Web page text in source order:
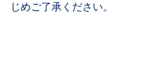
じめご了承ください。